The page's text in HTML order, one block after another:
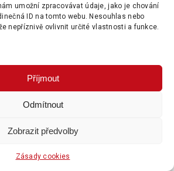
umožní zpracovávat údaje, jako je chování
ID na tomto webu. Nesouhlas nebo
nepříznivě ovlivnit určité vlastnosti a funkce.
Příjmout
Odmítnout
Zobrazit předvolby
Zásady cookies
HRANIC